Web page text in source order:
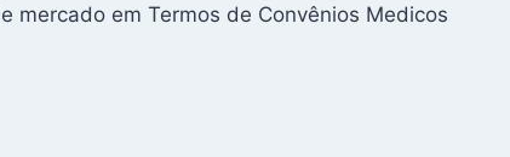
mercado em Termos de Convênios Medicos